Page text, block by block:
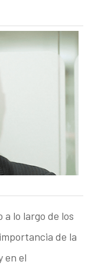
lo largo de los
de la
en el